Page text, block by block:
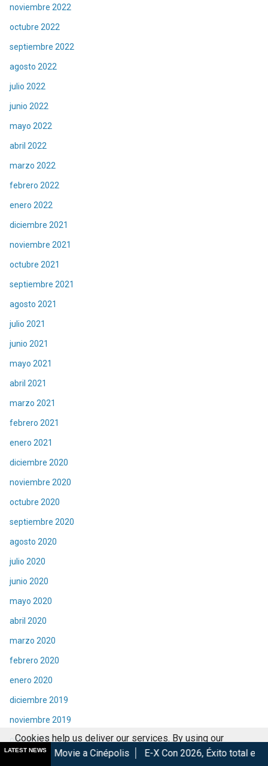
noviembre 2022
octubre 2022
septiembre 2022
agosto 2022
julio 2022
junio 2022
mayo 2022
abril 2022
marzo 2022
febrero 2022
enero 2022
diciembre 2021
noviembre 2021
octubre 2021
septiembre 2021
agosto 2021
julio 2021
junio 2021
mayo 2021
abril 2021
marzo 2021
febrero 2021
enero 2021
diciembre 2020
noviembre 2020
octubre 2020
septiembre 2020
agosto 2020
julio 2020
junio 2020
mayo 2020
abril 2020
marzo 2020
febrero 2020
enero 2020
diciembre 2019
noviembre 2019
octubre 2019
septiembre 2019
LATEST NEWS
a Cinépolis E-X Con 2026, Éxito total en la convención.
Cookies help us deliver our services. By using our
services, you agree to our use of cookies.
Got it